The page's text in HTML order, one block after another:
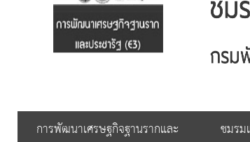
การพัฒนาเศรษฐกิจฐานรากและ
ชมร